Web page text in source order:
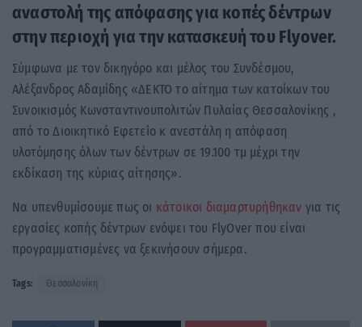
αναστολή της απόφασης για κοπές δέντρων
στην περιοχή για την κατασκευή του Flyover.
Σύμφωνα με τον δικηγόρο και μέλος του Συνδέσμου,
Αλέξανδρος Αδαμίδης «ΔΕΚΤΟ το αίτημα των κατοίκων του
Συνοικισμός Κωνσταντινουπολιτών Πυλαίας Θεσσαλονίκης ,
από το Διοικητικό Εφετείο κ ανεστάλη η απόφαση
υλοτόμησης όλων των δέντρων σε 19.100 τμ μέχρι την
εκδίκαση της κύριας αίτησης».
Να υπενθυμίσουμε πως οι κάτοικοι διαμαρτυρήθηκαν για τις
εργασίες κοπής δέντρων ενόψει του FlyOver που είναι
προγραμματισμένες να ξεκινήσουν σήμερα.
Tags: Θεσσαλονίκη